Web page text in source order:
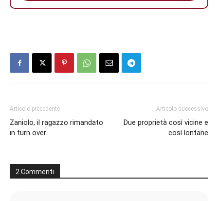
Articolo precedente
Zaniolo, il ragazzo rimandato
in turn over
Articolo successivo
Due proprietà così vicine e
così lontane
2 Commenti